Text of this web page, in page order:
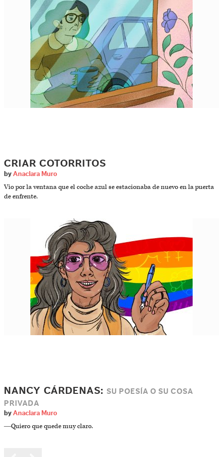
CRIAR COTORRITOS
by Anaclara Muro
Vio por la ventana que el coche azul se estacionaba de nuevo en la puerta
de enfrente.
NANCY CÁRDENAS: SU POESÍA O SU COSA
PRIVADA
by Anaclara Muro
―Quiero que quede muy claro.